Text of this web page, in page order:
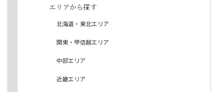
エリアから探す
北海道・東北エリア
関東・甲信越エリア
中部エリア
近畿エリア